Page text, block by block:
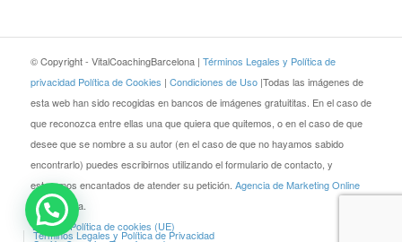
© Copyright - VitalCoachingBarcelona | Términos Legales y Política de
privacidad Política de Cookies | Condiciones de Uso |Todas las imágenes de
esta web han sido recogidas en bancos de imágenes gratuititas. En el caso de
que reconozca entre ellas una que quiera que quitemos, o en el caso de que
desee que se nombre a su autor (en el caso de que no hayamos sabido
encontrarlo) puedes escribirnos utilizando el formulario de contacto, y
estaremos encantados de atender su petición. Agencia de Marketing Online
JEZZ Media.
Blog
Política de cookies (UE)
Términos Legales y Política de Privacidad